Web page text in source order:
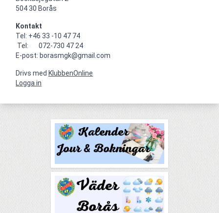
504 30 Borås
Kontakt
Tel: +46 33 -10 47 74
E-post: borasmgk@gmail.com
Drivs med KlubbenOnline
Logga in